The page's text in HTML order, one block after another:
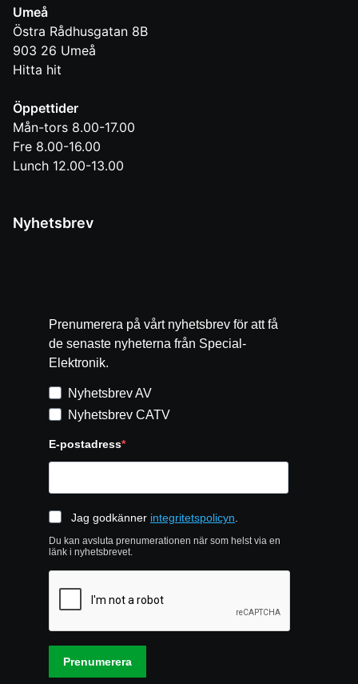
Umeå
Östra Rådhusgatan 8B
903 26 Umeå
Hitta hit
Öppettider
Mån-tors 8.00-17.00
Fre 8.00-16.00
Lunch 12.00-13.00
Nyhetsbrev